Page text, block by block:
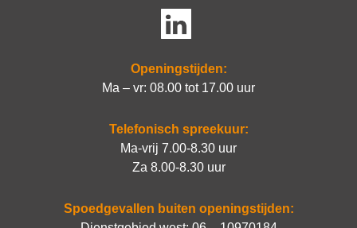
Openingstijden:
Ma – vr: 08.00 tot 17.00 uur
Telefonisch spreekuur:
Ma-vrij 7.00-8.30 uur
Za 8.00-8.30 uur
Spoedgevallen buiten openingstijden: